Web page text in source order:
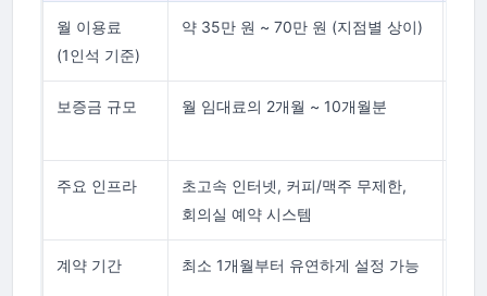
월 이용료
(1인석 기준)
약 35만 원 ~ 70만 원 (지점별 상이)
보증금 규모 월 임대료의 2개월 ~ 10개월분
주요 인프라
초고속 인터넷, 커피/맥주 무제한,
회의실 예약 시스템
계약 기간 최소 1개월부터 유연하게 설정 가능